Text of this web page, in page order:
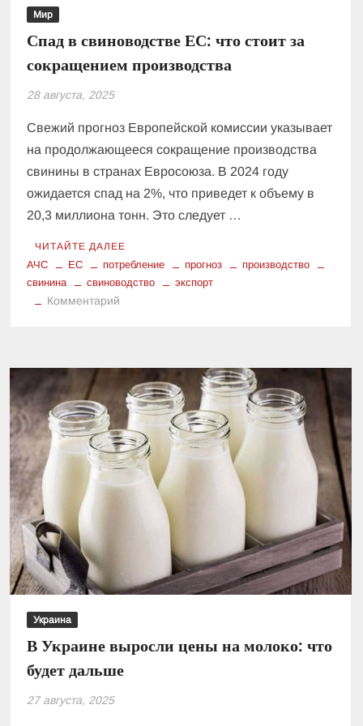
Мир
Спад в свиноводстве ЕС: что стоит за
сокращением производства
28 августа, 2025
Свежий прогноз Европейской комиссии указывает
на продолжающееся сокращение производства
свинины в странах Евросоюза. В 2024 году
ожидается спад на 2%, что приведет к объему в
20,3 миллиона тонн. Это следует …
ЧИТАЙТЕ ДАЛЕЕ
АЧС ЕС потребление прогноз
производство
свинина
свиноводство экспорт
Комментарий
что
стоит
за
сокращением
производства
Украина
В Украине выросли цены на молоко: что
будет дальше
27 августа, 2025